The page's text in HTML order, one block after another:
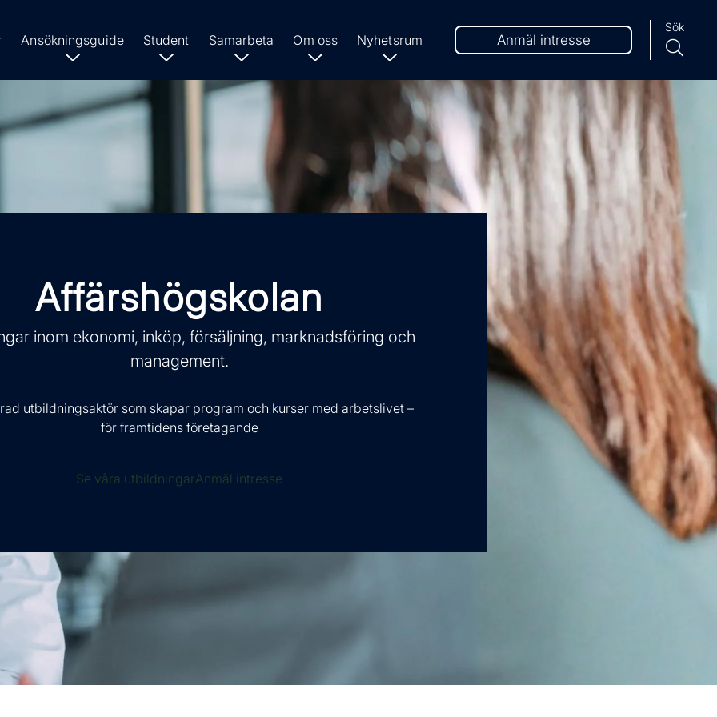
Anmäl intresse
Sök
Ansökningsguide Student Samarbeta Om oss Nyhetsrum
Affärshögskolan
inom ekonomi, inköp, försäljning, marknadsföring och
management.
utbildningsaktör som skapar program och kurser med arbetslivet –
för framtidens företagande
Se våra utbildningarAnmäl intresse